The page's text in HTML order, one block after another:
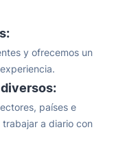
y ofrecemos un
países e
a diario con